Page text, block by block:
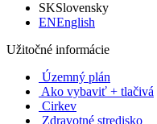
SKSlovensky
ENEnglish
Užitočné informácie
Územný plán
Ako vybaviť + tlačivá
Cirkev
Zdravotné stredisko